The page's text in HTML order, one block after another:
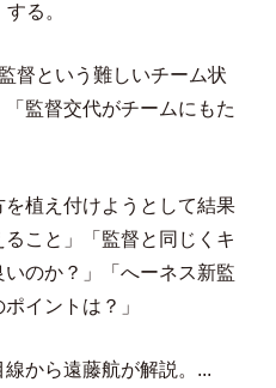
る。
督という難しいチーム状
監督交代がチームにもた
植え付けようとして結果
こと」「監督と同じくキ
のか？」「へーネス新監
イントは？」
から遠藤航が解説。...